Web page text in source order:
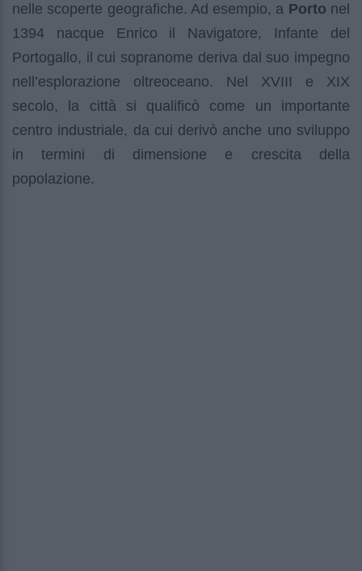
nelle scoperte geografiche. Ad esempio, a Porto nel
1394 nacque Enrico il Navigatore, Infante del
Portogallo, il cui sopranome deriva dal suo impegno
nell’esplorazione oltreoceano. Nel XVIII e XIX
secolo, la città si qualificò come un importante
centro industriale, da cui derivò anche uno sviluppo
in termini di dimensione e crescita della
popolazione.